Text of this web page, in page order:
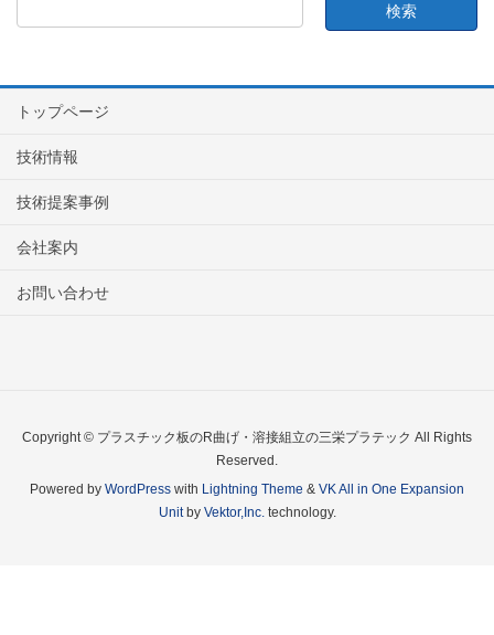
トップページ
技術情報
技術提案事例
会社案内
お問い合わせ
Copyright © プラスチック板のR曲げ・溶接組立の三栄プラテック All Rights
Reserved.
Powered by WordPress with Lightning Theme & VK All in One Expansion
Unitby Vektor,Inc.technology.